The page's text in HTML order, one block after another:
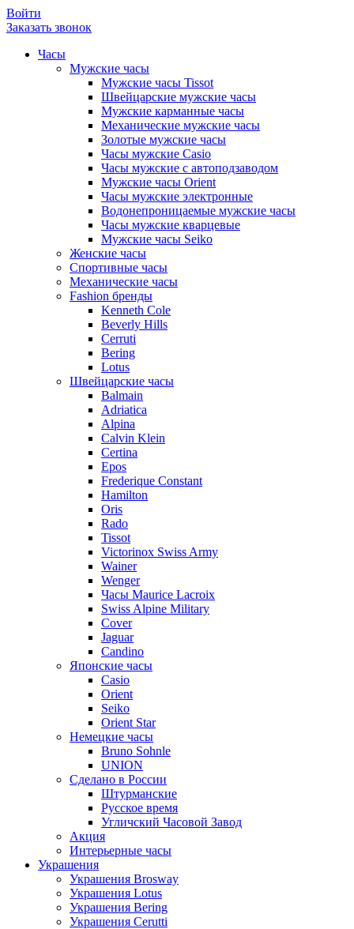
Войти
Заказать звонок
Часы
Мужские часы
Мужские часы Tissot
Швейцарские мужские часы
Мужские карманные часы
Механические мужские часы
Золотые мужские часы
Часы мужские Casio
Часы мужские с автоподзаводом
Мужские часы Orient
Часы мужские электронные
Водонепроницаемые мужские часы
Часы мужские кварцевые
Мужские часы Seiko
Женские часы
Спортивные часы
Механические часы
Fashion бренды
Kenneth Cole
Beverly Hills
Cerruti
Bering
Lotus
Швейцарские часы
Balmain
Adriatica
Alpina
Calvin Klein
Certina
Epos
Frederique Constant
Hamilton
Oris
Rado
Tissot
Victorinox Swiss Army
Wainer
Wenger
Часы Maurice Lacroix
Swiss Alpine Military
Cover
Jaguar
Candino
Японские часы
Casio
Orient
Seiko
Orient Star
Немецкие часы
Bruno Sohnle
UNION
Сделано в России
Штурманские
Русское время
Угличский Часовой Завод
Акция
Интерьерные часы
Украшения
Украшения Brosway
Украшения Lotus
Украшения Bering
Украшения Cerutti